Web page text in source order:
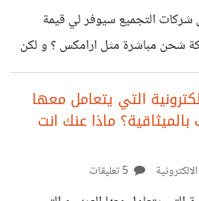
التجميع سيوفر لي قيمة
شحن مباشرة مثل ارامكس ؟ و لكن
اذاً من اين سيأتي التوفير في هذه
التي يتعامل معها
ماذا عنك انت